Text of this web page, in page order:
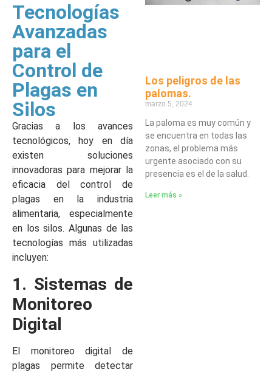
Tecnologías
Avanzadas
para el
Control de
Plagas en
Silos
Gracias a los avances
tecnológicos, hoy en día
existen soluciones
innovadoras para mejorar la
eficacia del control de
plagas en la industria
alimentaria, especialmente
en los silos. Algunas de las
tecnologías más utilizadas
incluyen:
1. Sistemas de
Monitoreo
Digital
El monitoreo digital de
plagas permite detectar
Los peligros de las
palomas.
marzo 5, 2024
La paloma es muy común y
se encuentra en todas las
zonas, el problema más
urgente asociado con su
presencia es el de la salud.
Leer más »